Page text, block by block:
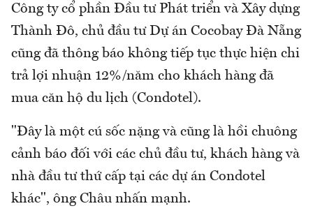
Công ty cổ phần Đầu tư Phát triển và Xây dựng
Thành Đô, chủ đầu tư Dự án Cocobay Đà Nẵng
cũng đã thông báo không tiếp tục thực hiện chi
trả lợi nhuận 12%/năm cho khách hàng đã
mua căn hộ du lịch (Condotel).
"Đây là một cú sốc nặng và cũng là hồi chuông
cảnh báo đối với các chủ đầu tư, khách hàng và
nhà đầu tư thứ cấp tại các dự án Condotel
khác", ông Châu nhấn mạnh.